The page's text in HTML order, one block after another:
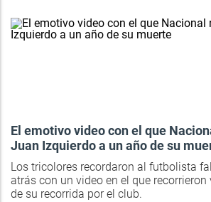
El emotivo video con el que
Juan Izquierdo a un año de su
Los tricolores recordaron al futbolista
atrás con un video en el que
de su recorrida por el club.